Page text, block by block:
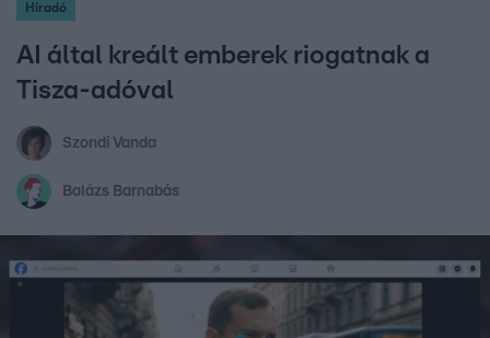
Híradó
AI által kreált emberek riogatnak a
Tisza-adóval
Szondi Vanda
Balázs Barnabás